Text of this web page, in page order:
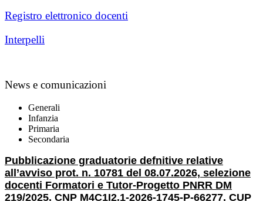
Registro elettronico docenti
Interpelli
News e comunicazioni
Generali
Infanzia
Primaria
Secondaria
Pubblicazione graduatorie defnitive relative
all’avviso prot. n. 10781 del 08.07.2026, selezione
docenti Formatori e Tutor-Progetto PNRR DM
219/2025, CNP M4C1I2.1-2026-1745-P-66277, CUP